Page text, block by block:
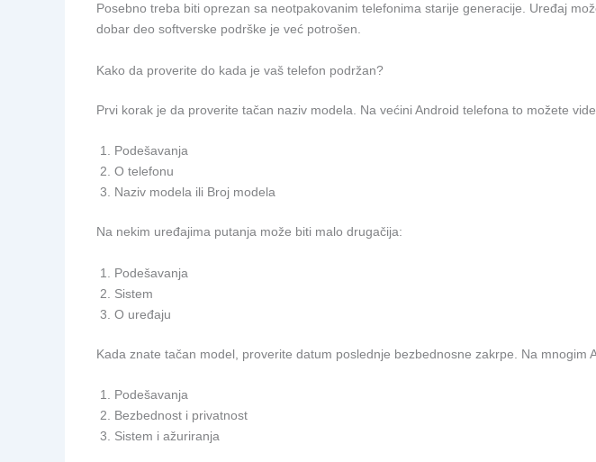
Posebno treba biti oprezan sa neotpakovanim telefonima starije generacije. Uređaj
dobar deo softverske podrške je već potrošen.
Kako da proverite do kada je vaš telefon podržan?
Prvi korak je da proverite tačan naziv modela. Na većini Android telefona to možete
Podešavanja
O telefonu
Naziv modela ili Broj modela
Na nekim uređajima putanja može biti malo drugačija:
Podešavanja
Sistem
O uređaju
Kada znate tačan model, proverite datum poslednje bezbednosne zakrpe. Na mnogim
Podešavanja
Bezbednost i privatnost
Sistem i ažuriranja